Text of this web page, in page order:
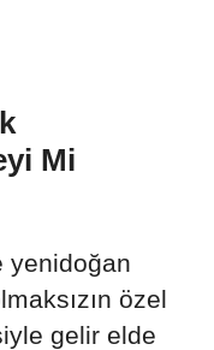
Mi
yenidoğan
özel
gelir elde